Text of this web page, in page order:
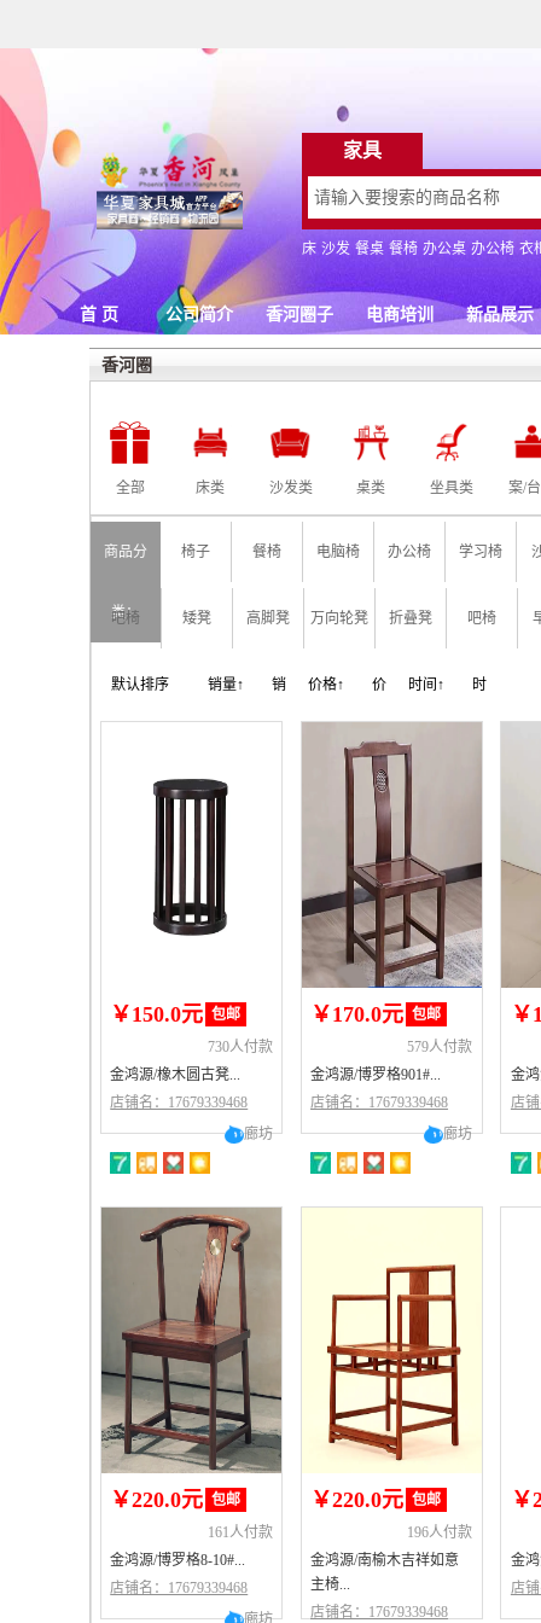
香河圈
全部 床类 沙发类 桌类 坐具类 案/
商品分
类：
椅子 餐椅 电脑椅 办公椅 学习椅
吧椅 矮凳 高脚凳 万向轮凳 折叠凳 吧椅
默认排序 销量↑ 销 价格↑ 价
格↓
时间↑ 时
￥150.0元 包邮
730人付款
金鸿源/橡木圆古凳...
店铺名：17679339468
廊坊
￥170.0元 包邮
579人付款
金鸿源/博罗格901#...
店铺名：17679339468
廊坊
￥
金
店铺
￥220.0元 包邮
161人付款
金鸿源/博罗格8-10#...
店铺名：17679339468
廊坊
￥220.0元 包邮
196人付款
金鸿源/南榆木吉祥如意
主椅...
店铺名：17679339468
￥
金
店铺